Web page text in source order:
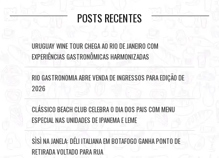
POSTS RECENTES
URUGUAY WINE TOUR CHEGA AO RIO DE JANEIRO COM
EXPERIÊNCIAS GASTRONÔMICAS HARMONIZADAS
RIO GASTRONOMIA ABRE VENDA DE INGRESSOS PARA EDIÇÃO DE
2026
CLÁSSICO BEACH CLUB CELEBRA O DIA DOS PAIS COM MENU
ESPECIAL NAS UNIDADES DE IPANEMA E LEME
SÌSÌ NA JANELA: DÉLI ITALIANA EM BOTAFOGO GANHA PONTO DE
RETIRADA VOLTADO PARA RUA